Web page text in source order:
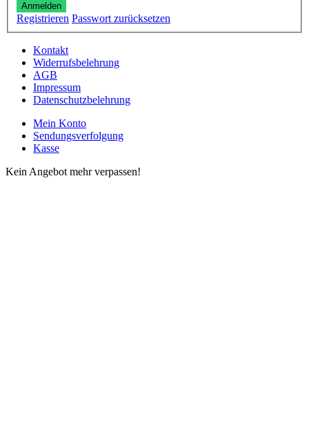
Anmelden
Registrieren Passwort zurücksetzen
Kontakt
Widerrufsbelehrung
AGB
Impressum
Datenschutzbelehrung
Mein Konto
Sendungsverfolgung
Kasse
Kein Angebot mehr verpassen!